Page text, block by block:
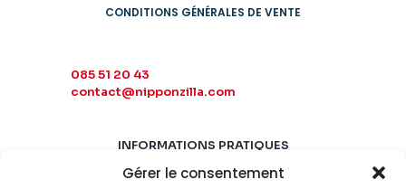
Gérer le consentement
CONDITIONS GÉNÉRALES DE VENTE
085 51 20 43
contact@nipponzilla.com
INFORMATIONS PRATIQUES
MARDI-SAMEDI